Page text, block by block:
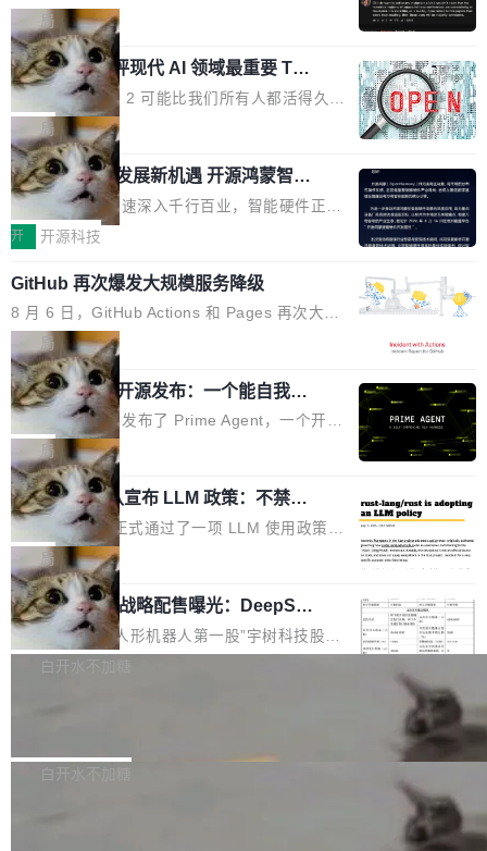
且他们认为 ICLR/ICML/NeurIPS 充斥着大量过
度宣传和欺诈。」 OpenAI 研究员 Keller Jorda
n 这条推文引发了广泛讨论。他不是在说风凉
话，他是说出了一个圈内人尽皆知但很少公开捅
破的事实。 Jordan 随后补充了一句软化声明：
「我不认为这些会议上大部分论文都在过度宣传
或造假。问题是，作为读者，如果你筛选出那些
看起来最令人兴奋的论文，那它们大部分都是过
度宣传的。」 这才是真正的痛点。不是所有论文
都有问题，是最吸引眼球的那批论文最有问题。
他引用的帖子来自 Mathew Shen，一位 ICLR 2
026 的读者：「看了篇 ...
局
xAI 前工程师评现代 AI 领域最重要 Top
3 开源项目
Flash Attention 2 可能比我们所有人都活得久。
这句话不是来自某个技术博客，而是出自 Hieu
Pham 的一条推文。Hieu Pham 是谁？他是 xAI
的早期工程师之一，在 Grok 训练基础设施团队
工作过。近日他在 X 上发了一条帖子，列出了他
认为现代 AI 领域最重要的三个开源项目。 第一
个名字毫无悬念：Flash Attention 2。 Hieu 的
理由很具体。FA 系列不需要解释，但 FA2 是他
认为最重要的一个——复杂度恰到好处，刚好能
驱动你去学 CuTe，但还没被那些"邪恶的" Hopp
er++ 优化所淹没，足够容易修改和适配。 更关
键的是 FA2 的持久性...
局
共商智能硬件发展新机遇 开源鸿蒙智能
硬件开发者日杭州站即将举行
随着万物智联加速深入千行百业，智能硬件正从
单点设备迈向智能化、网联化、协同化发展。作
鸿蒙通过统一技术底座和分布式能力，为不同类
型智能设备的开发、连接与互联提供关键支撑，
也为产业链企业探索产品创新与商业增长打开新
的空间。 8月14日，开源鸿蒙智能硬件开发者日
（OHDD：OpenHarmony Hardware Develope
r Day）将在杭州启航。活动面向智能硬件产业
链企业和开发者，邀请行业专家与资深技术顾
问，围绕开源鸿蒙技术能力、设备适配、芯片适
配、功耗与稳定性调优、兼容性测评及统一互联
等内容展开系统讲解和实战交流，帮助企业进一
步了解开源鸿蒙在智能...
开 开源科技
GitHub 再次爆发大规模服务降级
8 月 6 日，GitHub Actions 和 Pages 再次大规
模服务降级，Actions 完全不可用超过 5 小时，
webhook 停发，连自托管 runner 也因调度层故
障无法工作。Pages、Copilot code review、C
opilot coding agent 全部受影响。从检测到完全
恢复，大约 12 小时。 这是 2026 年 8 月的第六
起事故，其中四起与 AI/Copilot 服务相关。 Git
Hub 员工 kdaigle 在 HN 讨论中贴出了一组数
据：2025 年全年 10 亿次 commit。现在，每周
2.75 亿次，全年预计 140 亿次。GitHub...
局
Prime Agent 开源发布：一个能自我改
进的编程 Agent，ARC-AGI 3 超越人类
专家基线
Prime Intellect 发布了 Prime Agent，一个开源
的编程 Agent Harness，核心设计围绕两个抽
象：Recursive Language Model（RLM）和 C
ontinual Harness。在 ARC-AGI 3 基准测试
上，Prime Agent + Opus 5 的组合达到了 95.
5% RHAE Best@1，超过了 ARC 报告的人类专
家基线 95.4%。 不是又一个 coding agent 包装
器 Prime Agent 的架构和市面上大多数 coding
agent 有本质区别。大多数 agent harness 的设
计是基于早期模型的能力—...
局
Rust 项目团队宣布 LLM 政策：不禁
止，但你要承认哪些代码不是你写的
Rust 语言项目正式通过了一项 LLM 使用政策，
覆盖 rust-lang/rust 单一仓库的代码贡献。这不
是项目级别的官方立场，目前由五个团队采纳，
但它可能是主流开源项目中关于 AI 辅助贡献最
细致的一份规则。 政策的核心只有一句话：LLM
可以用来分析、提炼、审阅、建议，但不能用来
不得生成涉及安全性的关键变更，除非作者本身
局
宇树科技 IPO 战略配售曝光：DeepSe
ek 获配 93.3 万股，锁定 36 个月
8月6日晚间，“人形机器人第一股”宇树科技股份
有限公司披露IPO发行价格及战略配售结果，杭
36个月。 公告显示，本次宇树科技战略配售对
白开水不加糖
Bug fixes and enhancements 修复多次传递同
白开水不加糖